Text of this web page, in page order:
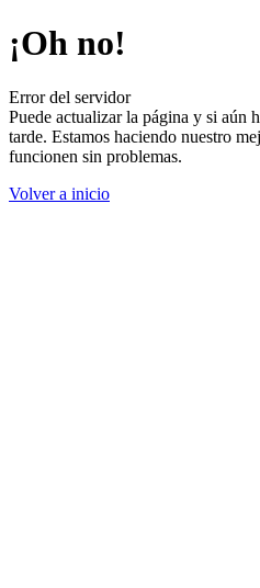
¡Oh no!
Error del servidor
Puede actualizar la página y si aún
tarde. Estamos haciendo nuestro
funcionen sin problemas.
Volver a inicio